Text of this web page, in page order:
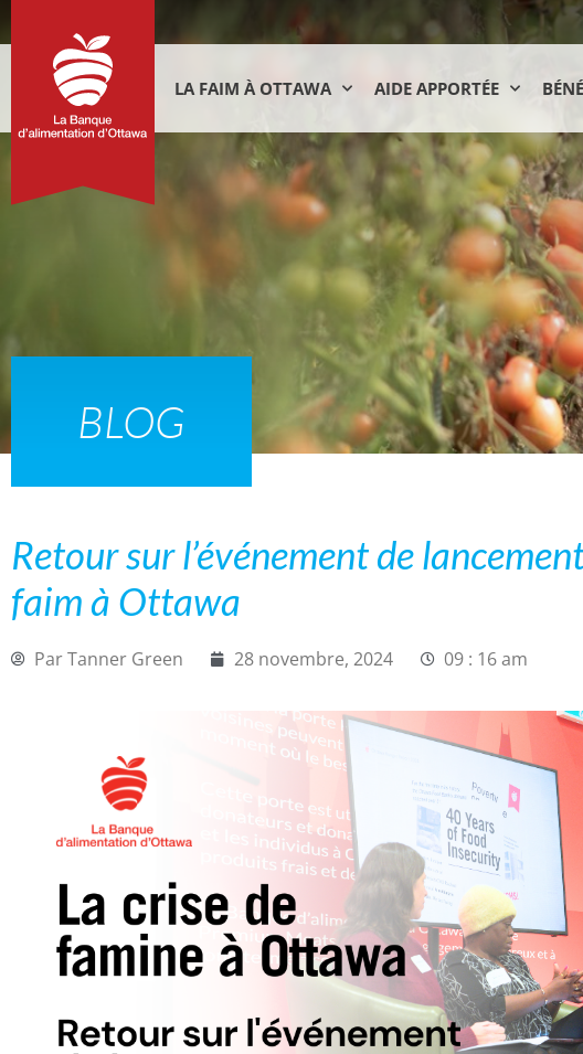
LA FAIM À OTTAWA AIDE APPORTÉE
BLOG
Retour sur l’événement de
faim à Ottawa
ParTanner Green 28 novembre, 2024 09 : 16 am